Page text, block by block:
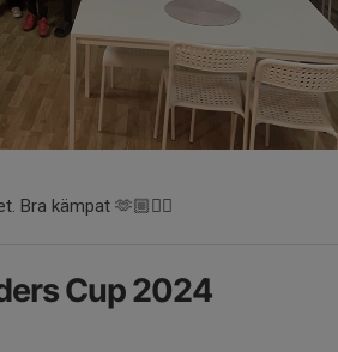
Bra kämpat 🫶🏼👌🏽
Cup 2024